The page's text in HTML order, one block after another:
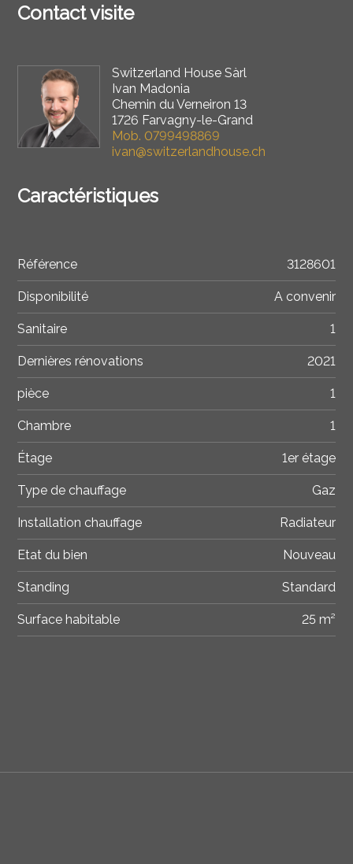
Contact visite
Switzerland House Sàrl
Ivan Madonia
Chemin du Verneiron 13
1726 Farvagny-le-Grand
Mob. 0799498869
ivan@switzerlandhouse.ch
Caractéristiques
Référence 3128601
Disponibilité A convenir
Sanitaire 1
Dernières rénovations 2021
pièce 1
Chambre 1
Étage 1er étage
Type de chauffage Gaz
Installation chauffage Radiateur
Etat du bien Nouveau
Standing Standard
Surface habitable 25 m²